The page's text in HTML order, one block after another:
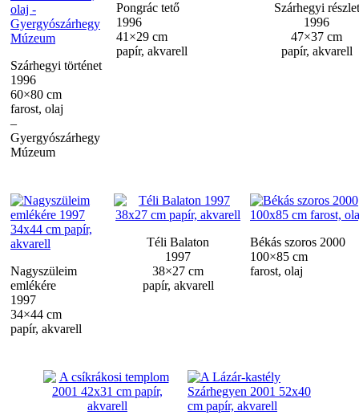
Szárhegyi történet
1996
60×80 cm
farost, olaj
–
Gyergyószárhegy
Múzeum
Pongrác tető
1996
41×29 cm
papír, akvarell
Szárhegyi részlet
1996
47×37 cm
papír, akvarell
Nagyszüleim
emlékére
1997
34×44 cm
papír, akvarell
Téli Balaton
1997
38×27 cm
papír, akvarell
Békás szoros 2000
100×85 cm
farost, olaj